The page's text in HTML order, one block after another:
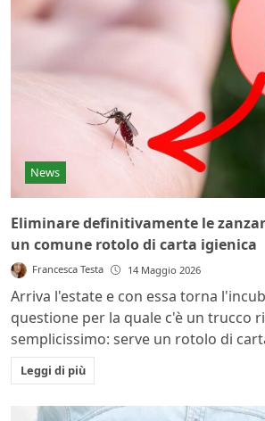
News
Eliminare definitivamente le
un comune rotolo di carta igienica
Francesca Testa 14 Maggio 2026
Arriva l'estate e con essa torna
questione per la quale c'è un trucco
semplicissimo: serve un rotolo di
Leggi di più